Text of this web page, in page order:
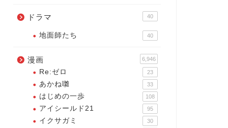
ドラマ 40
地面師たち 40
漫画 6,946
Re:ゼロ 23
あかね囃 33
はじめの一歩 108
アイシールド21 95
イクサガミ 30